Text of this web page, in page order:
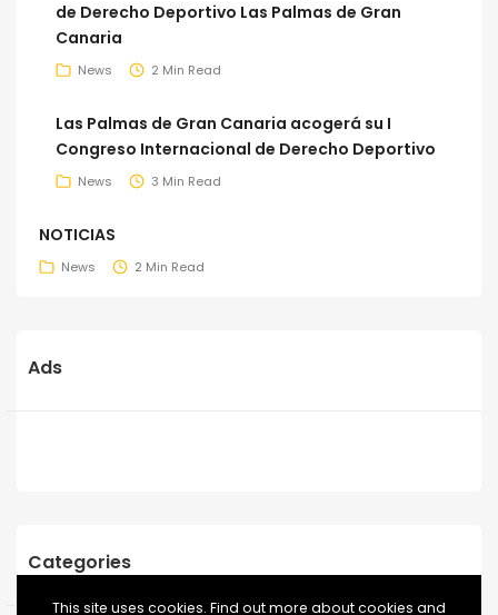
de Derecho Deportivo Las Palmas de Gran
Canaria
News 2 Min Read
Las Palmas de Gran Canaria acogerá su I
Congreso Internacional de Derecho Deportivo
News 3 Min Read
NOTICIAS
News 2 Min Read
Ads
Categories
This site uses cookies. Find out more about cookies and